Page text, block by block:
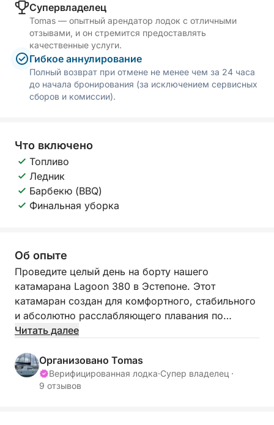
Cупервладелец
Tomas — опытный арендатор лодок с отличными
отзывами, и он стремится предоставлять
качественные услуги.
Гибкое аннулирование
Полный возврат при отмене не менее чем за 24 часа
до начала бронирования (за исключением сервисных
сборов и комиссии).
Что включено
Топливо
Ледник
Барбекю (BBQ)
Финальная уборка
Об опыте
Проведите целый день на борту нашего
катамарана Lagoon 380 в Эстепоне. Этот
катамаран создан для комфортного, стабильного
и абсолютно расслабляющего плавания по
побережью Коста-дель-Соль.
Арендуйте наш катамаран от 250 евро в час.
Идеально подходящий для групп друзей или
Читать далее
Организовано Tomas
Верифицированная лодка·Супер владелец ·
9 отзывов